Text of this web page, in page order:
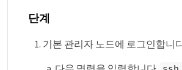
단계
기본 관리자 노드에 로그인합니